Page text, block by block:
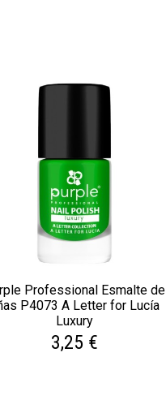
Professional Esmalte de
P4073 A Letter for Lucía
Luxury
3,25 €